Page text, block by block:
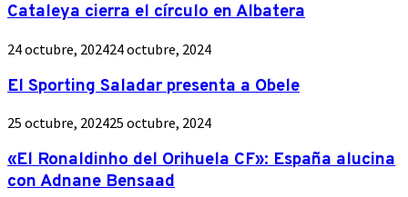
Cataleya cierra el círculo en Albatera
24 octubre, 202424 octubre, 2024
El Sporting Saladar presenta a Obele
25 octubre, 202425 octubre, 2024
«El Ronaldinho del Orihuela CF»: España alucina
con Adnane Bensaad